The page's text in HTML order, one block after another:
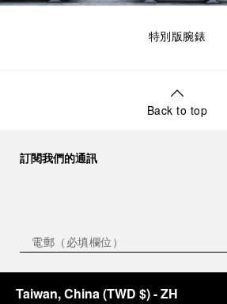
特別版腕錶
Back to top
訂閱我們的通訊
Taiwan, China(TWD $)- ZH